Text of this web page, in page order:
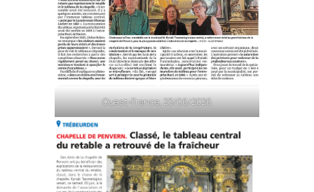
Ouest-France, 23/06/2026